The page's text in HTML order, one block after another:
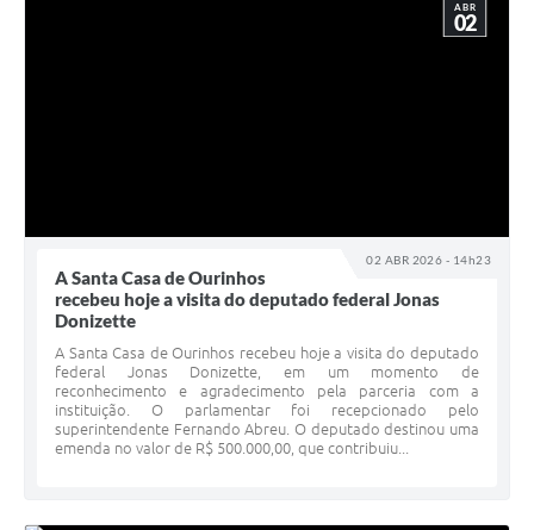
02 ABR 2026 - 14h23
ABR
02
A Santa Casa de Ourinhos
recebeu hoje a visita do deputado federal Jonas
Donizette
A Santa Casa de Ourinhos recebeu hoje a visita do deputado
federal Jonas Donizette, em um momento de
reconhecimento e agradecimento pela parceria com a
instituição. O parlamentar foi recepcionado pelo
superintendente Fernando Abreu. O deputado destinou uma
emenda no valor de R$ 500.000,00, que contribuiu...